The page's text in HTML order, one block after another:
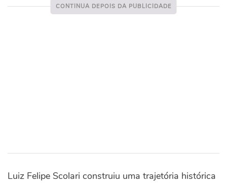
Luiz Felipe Scolari construiu uma trajetória histórica